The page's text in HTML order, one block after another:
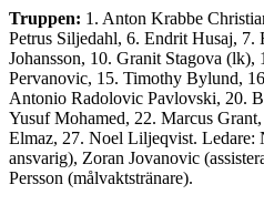
Truppen: 1. Anton Krabbe
Petrus Siljedahl, 6. Endrit Husaj, 7.
Johansson, 10. Granit Stagova
Pervanovic, 15. Timothy Bylund,
Antonio Radolovic Pavlovski, 20.
Yusuf Mohamed, 22. Marcus
Elmaz, 27. Noel Liljeqvist. Ledare:
ansvarig), Zoran Jovanovic
Persson (målvaktstränare).